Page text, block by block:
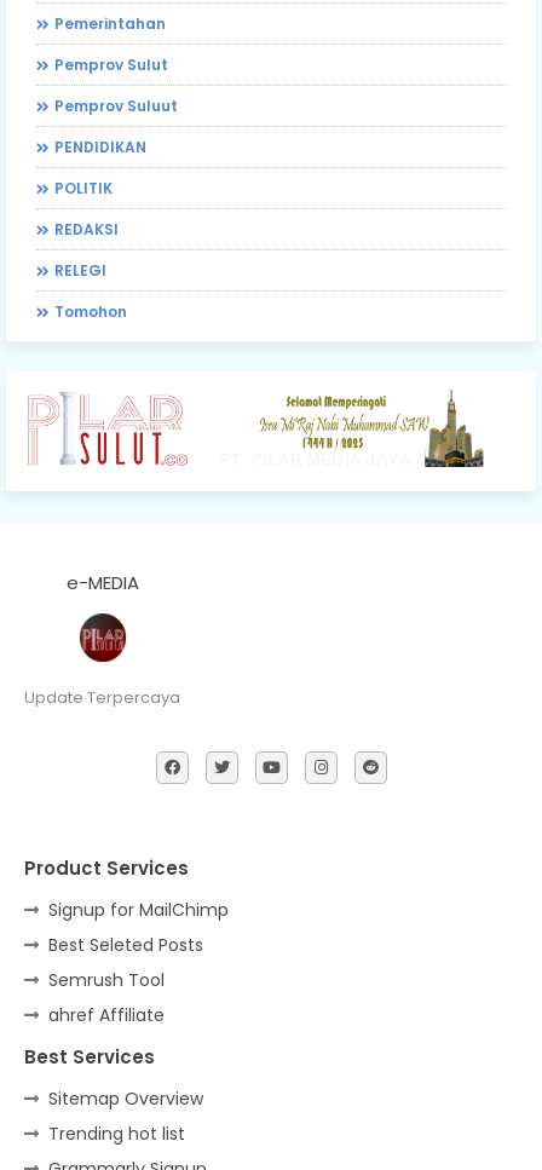
Pemerintahan
Pemprov Sulut
Pemprov Suluut
PENDIDIKAN
POLITIK
REDAKSI
RELEGI
Tomohon
e-MEDIA
Update Terpercaya
Product Services
Signup for MailChimp
Best Seleted Posts
Semrush Tool
ahref Affiliate
Best Services
Sitemap Overview
Trending hot list